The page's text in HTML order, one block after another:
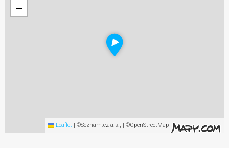
−
Leaflet | ©Seznam.cz a.s., | ©OpenStreetMap